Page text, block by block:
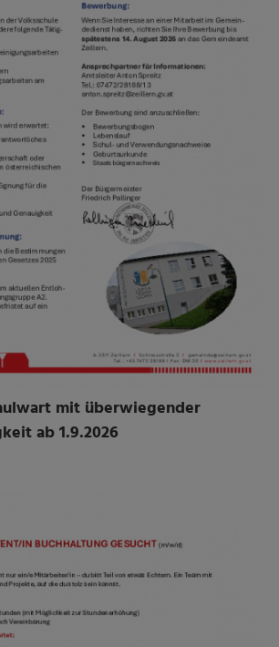
mit überwiegender
ab 1.9.2026